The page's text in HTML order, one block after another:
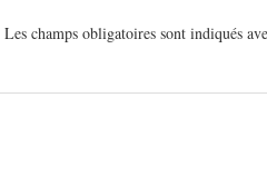
Les champs obligatoires sont indiqués